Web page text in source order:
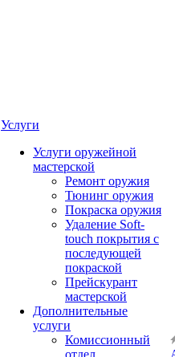
Услуги
Услуги оружейной
мастерской
Ремонт оружия
Тюнинг оружия
Покраска оружия
Удаление Soft-
touch покрытия с
последующей
покраской
Прейскурант
мастерской
Дополнительные
услуги
Комиссионный
отдел